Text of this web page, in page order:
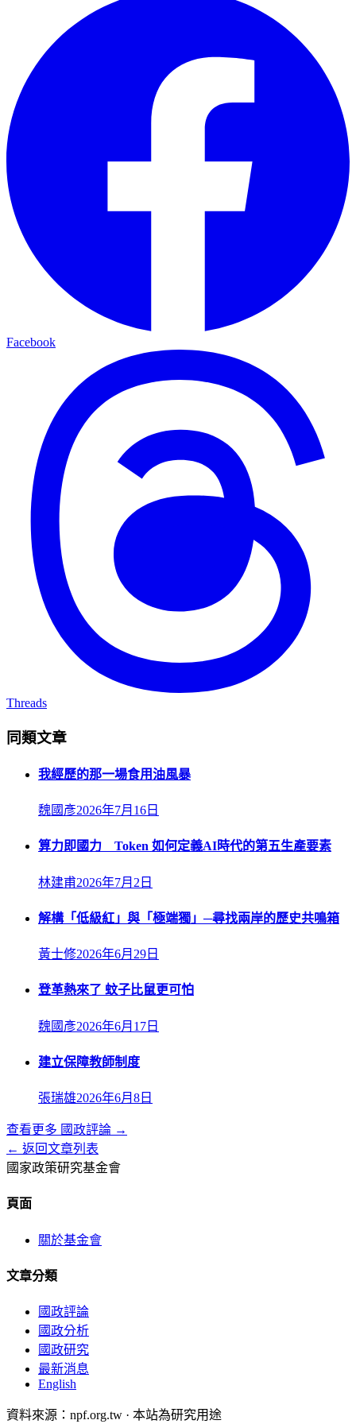
Facebook
Threads
同類文章
我經歷的那一場食用油風暴
魏國彥2026年7月16日
算力即國力 Token 如何定義AI時代的第五生產要素
林建甫2026年7月2日
解構「低級紅」與「極端獨」─尋找兩岸的歷史共鳴箱
黃士修2026年6月29日
登革熱來了 蚊子比鼠更可怕
魏國彥2026年6月17日
建立保障教師制度
張瑞雄2026年6月8日
查看更多 國政評論 →
← 返回文章列表
國家政策研究基金會
頁面
關於基金會
文章分類
國政評論
國政分析
國政研究
最新消息
English
資料來源：npf.org.tw · 本站為研究用途